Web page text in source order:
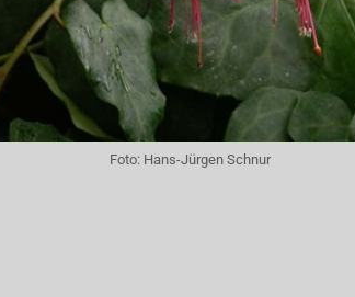
Foto: Hans-Jürgen Schnur